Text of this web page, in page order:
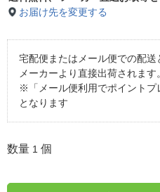
お届け先を変更する
宅配便またはメール便での配送
メーカーより直接出荷されます
※「メール便利用でポイントプ
となります
数量 1 個